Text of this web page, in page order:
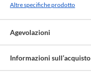
Altre specifiche prodotto
Agevolazioni
Informazioni sull’acquisto